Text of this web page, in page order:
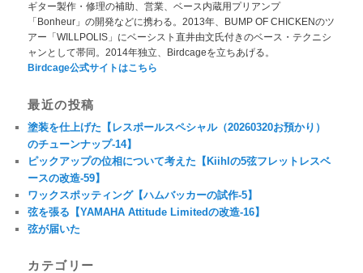
ギター製作・修理の補助、営業、ベース内蔵用プリアンプ
「Bonheur」の開発などに携わる。2013年、BUMP OF CHICKENのツ
アー「WILLPOLIS」にベーシスト直井由文氏付きのベース・テクニシ
ャンとして帯同。2014年独立、Birdcageを立ちあげる。
Birdcage公式サイトはこちら
最近の投稿
塗装を仕上げた【レスポールスペシャル（20260320お預かり）
のチューンナップ-14】
ピックアップの位相について考えた【Kiihlの5弦フレットレスベ
ースの改造-59】
ワックスポッティング【ハムバッカーの試作-5】
弦を張る【YAMAHA Attitude Limitedの改造-16】
弦が届いた
カテゴリー